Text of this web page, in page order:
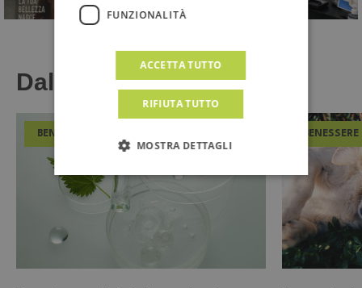
Dal Magazine
BENESSERE BENESSERE
FUNZIONALITÀ
ACCETTA TUTTO
RIFIUTA TUTTO
MOSTRA DETTAGLI